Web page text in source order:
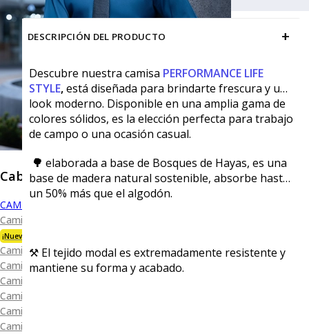
Caballero
CAMISAS
Camisa Premium Bambú
¡Nueva Colección!
Camisa Blanca
Camisa Performance
Camisa Piqué
Camisa Oxford
Camisa Lisa y Textura
Camisa Diseño
DESCRIPCIÓN DEL PRODUCTO +
Descubre nuestra camisa PERFORMANCE LIFE
STYLE,está diseñada para brindarte frescura y un
look moderno. Disponible en una amplia gama de
colores sólidos, es la elección perfecta para trabajo
de campo o una ocasión casual.
🌳 elaborada a base de Bosques de Hayas, es una
base de madera natural sostenible, absorbe hasta
un 50% más que el algodón.
⚒️ El tejido modal es extremadamente resistente y
mantiene su forma y acabado.